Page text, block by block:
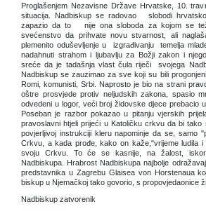
Proglašenjem Nezavisne Države Hrvatske, 10.
situacija. Nadbiskup se radovao slobodi
zapazio da to nije ona sloboda za kojom se
svećenstvo da prihvate novu stvarnost, ali
plemenito oduševljenje u izgrađivanju temelja
nadahnuti strahom i ljubavlju za Božji zakon i
sreće da je tadašnja vlast čula riječi svojega
Nadbiskup se zauzimao za sve koji su bili
Romi, komunisti, Srbi. Naprosto je bio na strani
oštre prosvjede protiv neljudskih zakona, spasio
odvedeni u logor, veći broj židovske djece prebacio
Poseban je razbor pokazao u pitanju vjerskih
pravoslavni htjeli prijeći u Katoličku crkvu da bi tako
povjerljivoj instrukciji kleru napominje da se, samo
Crkvu, a kada prođe, kako on kaže,"vrijeme ludila
svoju Crkvu. To će se kasnije, na žalost,
Nadbiskupa. Hrabrost Nadbiskupa najbolje
predstavnika u Zagrebu Glaisea von Horstenaua
biskup u Njemačkoj tako govorio, s propovjedaonice
Nadbiskup zatvorenik